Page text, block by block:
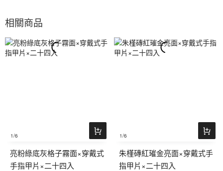
相關商品
1/6
亮粉綠底灰格子霧面×穿戴式
手指甲片×二十四入
1/6
朱槿磚紅璀金亮面×穿戴式手
指甲片×二十四入